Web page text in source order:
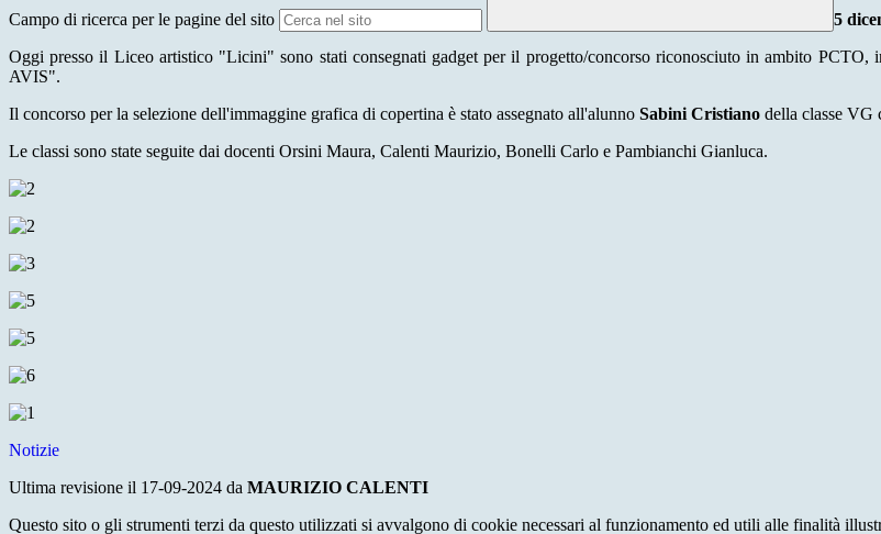
Campo di ricerca per le pagine del sito
5
Oggi presso il Liceo artistico "Licini" sono stati consegnati gadget per il progetto/concorso riconosciuto in ambito
AVIS".
Il concorso per la selezione dell'immaggine grafica di copertina è stato assegnato all'alunno Sabini Cristiano della classe VG
Le classi sono state seguite dai docenti Orsini Maura, Calenti Maurizio, Bonelli Carlo e Pambianchi Gianluca.
Notizie
Ultima revisione il 17-09-2024 da MAURIZIO CALENTI
Questo sito o gli strumenti terzi da questo utilizzati si avvalgono di cookie necessari al funzionamento ed utili alle finalità